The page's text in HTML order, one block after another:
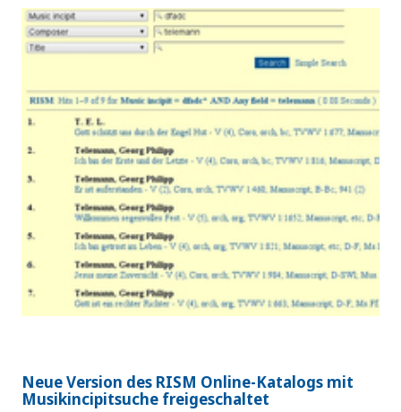
Neue Version des RISM Online-Katalogs mit
Musikincipitsuche freigeschaltet